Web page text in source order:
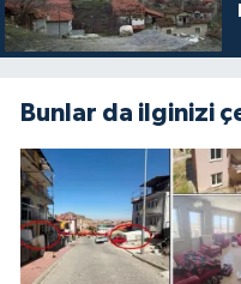
Bunlar da ilginizi